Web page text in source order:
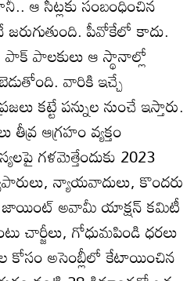
పీవోకేలో కాదు.
పాక్‌ పాలకులు ఆ స్థానాల్లో
వారికి ఇచ్చే
కట్టే పన్నుల నుంచే ఇస్తారు.
ఆగ్రహం వ్యక్తం
గళమెత్తేందుకు 2023
న్యాయవాదులు, కొందరు
జాయింట్‌ అవామీ యాక్షన్‌ కమిటీ
చార్జీలు, గోధుమపిండి ధరలు
కోసం అసెంబ్లీలో కేటాయించిన